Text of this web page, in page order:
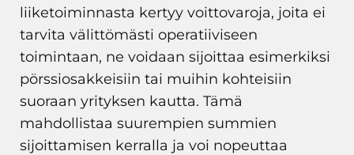
liiketoiminnasta kertyy voittovaroja, joita ei
tarvita välittömästi operatiiviseen
toimintaan, ne voidaan sijoittaa esimerkiksi
pörssiosakkeisiin tai muihin kohteisiin
suoraan yrityksen kautta. Tämä
mahdollistaa suurempien summien
sijoittamisen kerralla ja voi nopeuttaa